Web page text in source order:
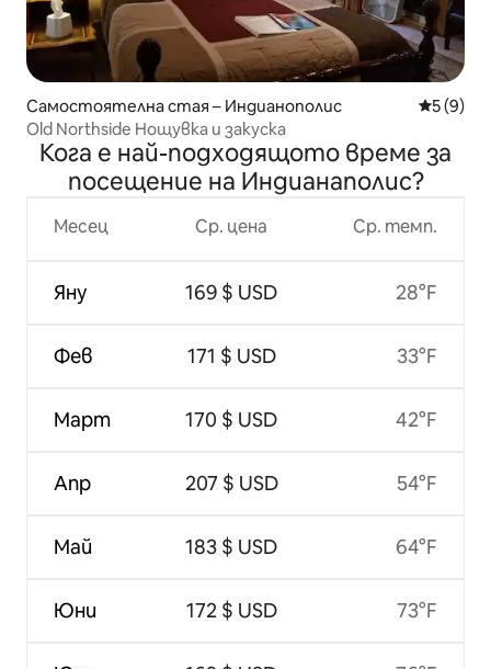
Самостоятелна стая – Индианополис Средна
5 (9)
Old Northside Нощувка и закуска
Кога е най-подходящото време за
посещение на Индианаполис?
Месец
Яну
Фев
Март
Апр
Май
Юни
Ср. цена
169 $ USD
171 $ USD
170 $ USD
207 $ USD
183 $ USD
172 $ USD
Ср. темп.
28°F
33°F
42°F
54°F
64°F
73°F